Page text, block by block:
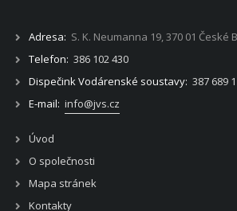
Adresa: S. K. Neumanna 19, 370 01 České
Telefon: 386 102 430
Dispečink Vodárenské soustavy: 387 689
E-mail: info@jvs.cz
Úvod
O společnosti
Mapa stránek
Kontakty